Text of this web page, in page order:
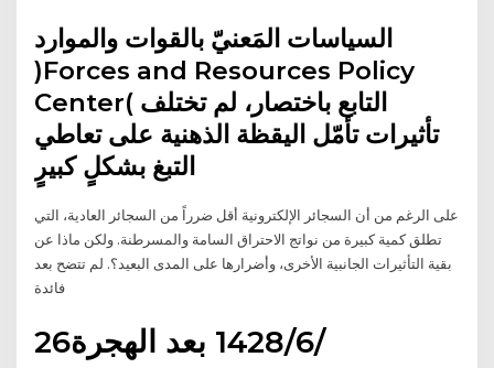
السياسات المَعنيّ بالقوات والموارد
)Forces and Resources Policy
Center( التابع باختصار، لم تختلف
تأثيرات تأمّل اليقظة الذهنية على تعاطي
على الرغم من أن السجائر الإلكترونية أقل ضرراً من السجائر العادية، التي
تطلق كمية كبيرة من نواتج الاحتراق السامة والمسرطنة. ولكن ماذا عن
بقية التأثيرات الجانبية الأخرى، وأضرارها على المدى البعيد؟. لم تتضح بعد
فائدة
26‏‏/6‏‏/1428 بعد الهجرة